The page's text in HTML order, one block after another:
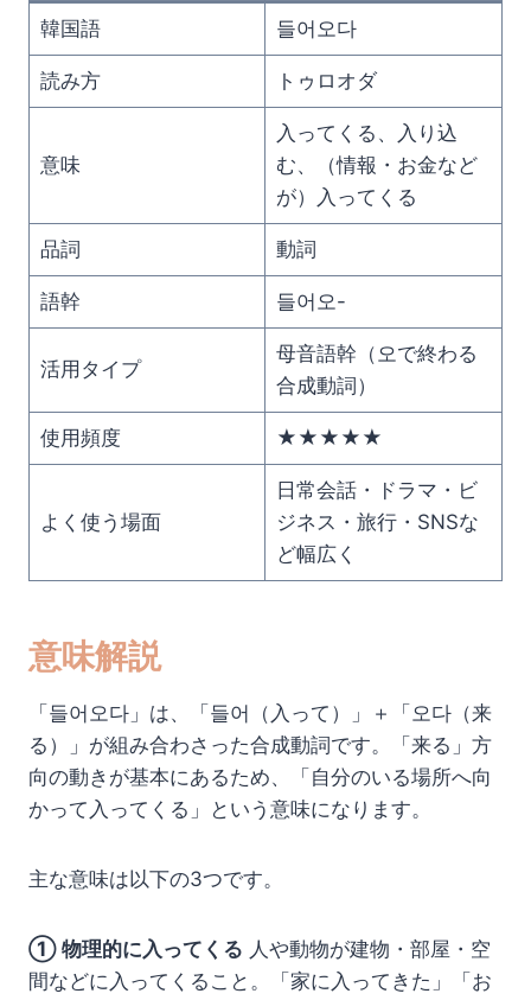
韓国語 들어오다
読み方 トゥロオダ
意味
入ってくる、入り込
む、（情報・お金など
が）入ってくる
品詞 動詞
語幹 들어오-
活用タイプ
母音語幹（오で終わる
合成動詞）
使用頻度 ★★★★★
よく使う場面
日常会話・ドラマ・ビ
ジネス・旅行・SNSな
ど幅広く
意味解説
「들어오다」は、「들어（入って）」＋「오다（来
る）」が組み合わさった合成動詞です。「来る」方
向の動きが基本にあるため、「自分のいる場所へ向
かって入ってくる」という意味になります。
主な意味は以下の3つです。
① 物理的に入ってくる 人や動物が建物・部屋・空
間などに入ってくること。「家に入ってきた」「お